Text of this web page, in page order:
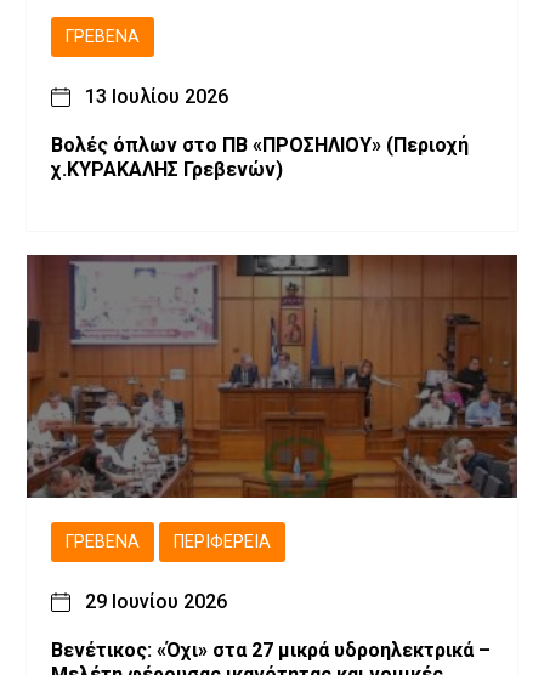
ΓΡΕΒΕΝΆ
13 Ιουλίου 2026
Βολές όπλων στο ΠΒ «ΠΡΟΣΗΛΙΟΥ» (Περιοχή
χ.ΚΥΡΑΚΑΛΗΣ Γρεβενών)
ΓΡΕΒΕΝΆ ΠΕΡΙΦΈΡΕΙΑ
29 Ιουνίου 2026
Βενέτικος: «Όχι» στα 27 μικρά υδροηλεκτρικά –